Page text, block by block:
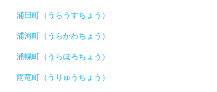
浦臼町（うらうすちょう）
浦河町（うらかわちょう）
浦幌町（うらほろちょう）
雨竜町（うりゅうちょう）